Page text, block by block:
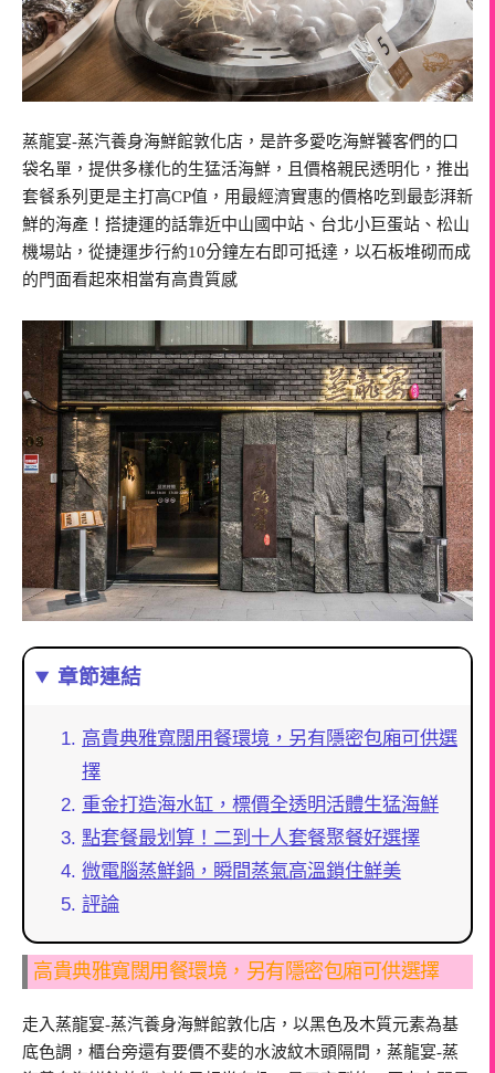
蒸龍宴-蒸汽養身海鮮館敦化店，是許多愛吃海鮮饕客們的口
袋名單，提供多樣化的生猛活海鮮，且價格親民透明化，推出
套餐系列更是主打高CP值，用最經濟實惠的價格吃到最彭湃新
鮮的海產！搭捷運的話靠近中山國中站、台北小巨蛋站、松山
機場站，從捷運步行約10分鐘左右即可抵達，以石板堆砌而成
的門面看起來相當有高貴質感
章節連結
高貴典雅寬闊用餐環境，另有隱密包廂可供選
擇
重金打造海水缸，標價全透明活體生猛海鮮
點套餐最划算！二到十人套餐聚餐好選擇
微電腦蒸鮮鍋，瞬間蒸氣高溫鎖住鮮美
評論
高貴典雅寬闊用餐環境，另有隱密包廂可供選擇
走入蒸龍宴-蒸汽養身海鮮館敦化店，以黑色及木質元素為基
底色調，櫃台旁還有要價不斐的水波紋木頭隔間，蒸龍宴-蒸